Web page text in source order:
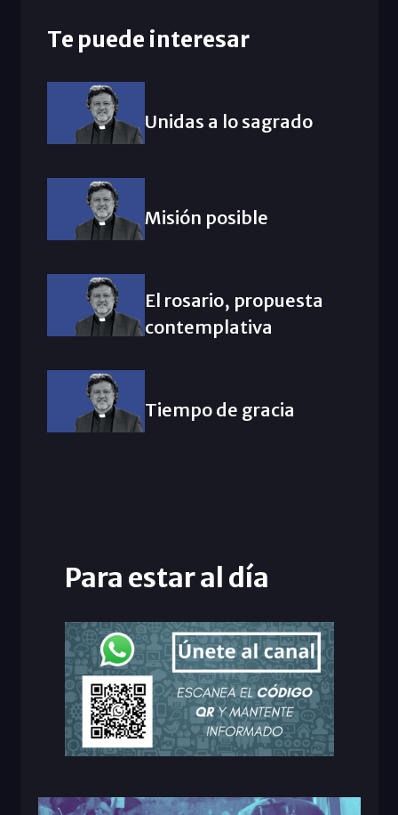
Te puede interesar
Unidas a lo sagrado
Misión posible
El rosario, propuesta
contemplativa
Tiempo de gracia
Para estar al día